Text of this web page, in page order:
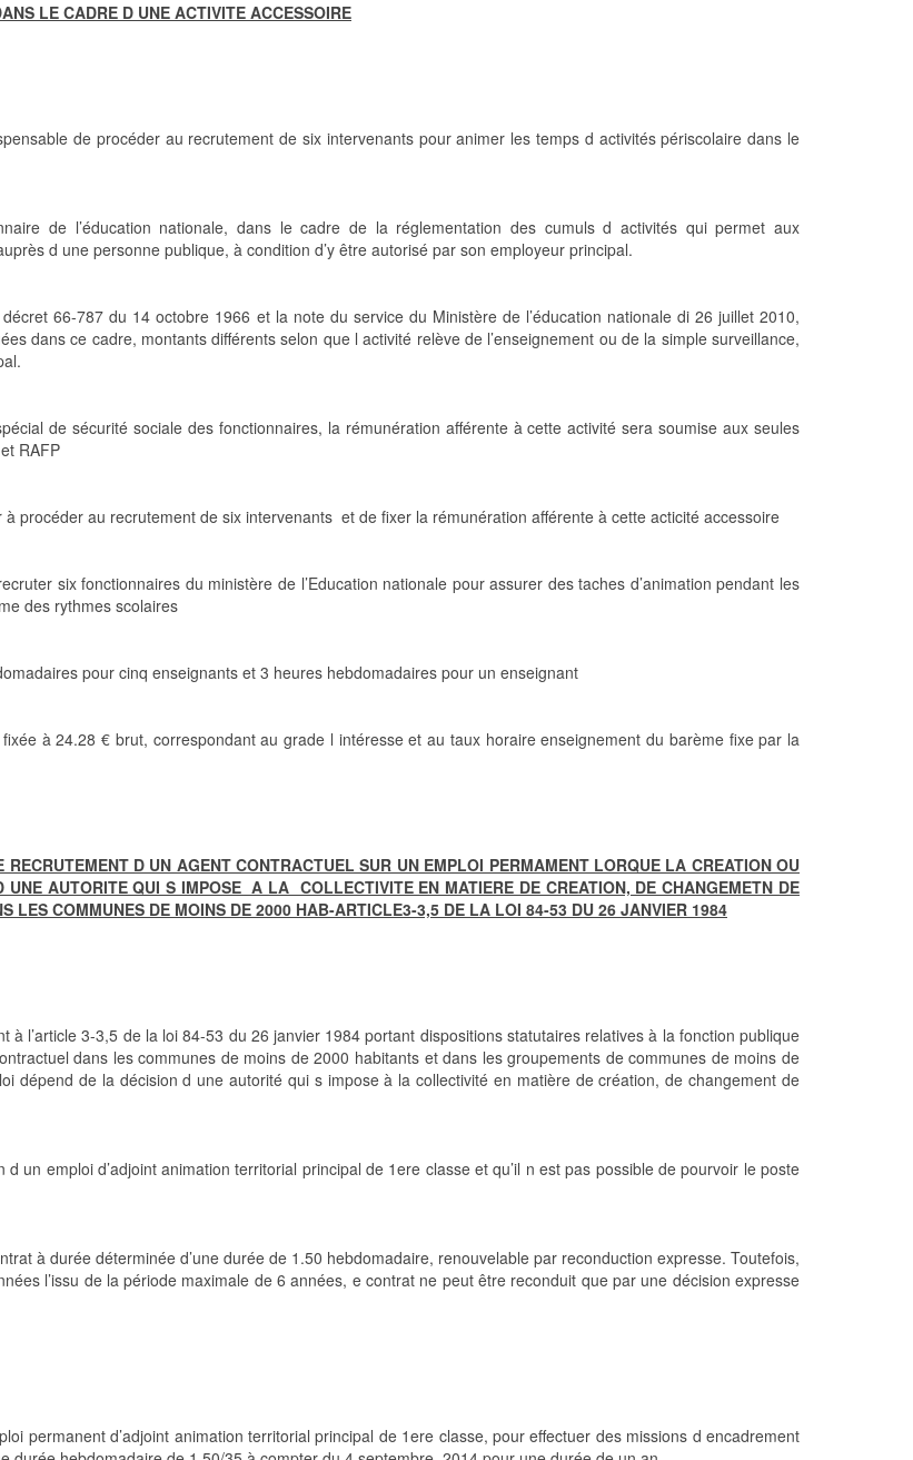
LE CADRE D UNE ACTIVITE ACCESSOIRE
de procéder au recrutement de six intervenants pour animer les temps d activités périscolaire dans le
de l’éducation nationale, dans le cadre de la réglementation des cumuls d activités qui permet aux
d une personne publique, à condition d’y être autorisé par son employeur principal.
66-787 du 14 octobre 1966 et la note du service du Ministère de l’éducation nationale di 26 juillet 2010,
dans ce cadre, montants différents selon que l activité relève de l’enseignement ou de la simple surveillance,
de sécurité sociale des fonctionnaires, la rémunération afférente à cette activité sera soumise aux seules
RAFP
procéder au recrutement de six intervenants et de fixer la rémunération afférente à cette acticité accessoire
six fonctionnaires du ministère de l’Education nationale pour assurer des taches d’animation pendant les
des rythmes scolaires
pour cinq enseignants et 3 heures hebdomadaires pour un enseignant
à 24.28 € brut, correspondant au grade l intéresse et au taux horaire enseignement du barème fixe par la
D UN AGENT CONTRACTUEL SUR UN EMPLOI PERMAMENT LORQUE LA CREATION OU
UNE AUTORITE QUI S IMPOSE A LA COLLECTIVITE EN MATIERE DE CREATION, DE CHANGEMETN DE
LES COMMUNES DE MOINS DE 2000 HAB-ARTICLE3-3,5 DE LA LOI 84-53 DU 26 JANVIER 1984
l’article 3-3,5 de la loi 84-53 du 26 janvier 1984 portant dispositions statutaires relatives à la fonction publique
dans les communes de moins de 2000 habitants et dans les groupements de communes de moins de
dépend de la décision d une autorité qui s impose à la collectivité en matière de création, de changement de
un emploi d’adjoint animation territorial principal de 1ere classe et qu’il n est pas possible de pourvoir le poste
à durée déterminée d’une durée de 1.50 hebdomadaire, renouvelable par reconduction expresse. Toutefois,
l’issu de la période maximale de 6 années, e contrat ne peut être reconduit que par une décision expresse
permanent d’adjoint animation territorial principal de 1ere classe, pour effectuer des missions d encadrement